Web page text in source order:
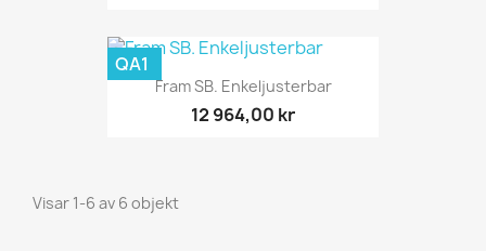
Fram SB. Enkeljusterbar
12 964,00 kr
QA1
Visar 1-6 av 6 objekt